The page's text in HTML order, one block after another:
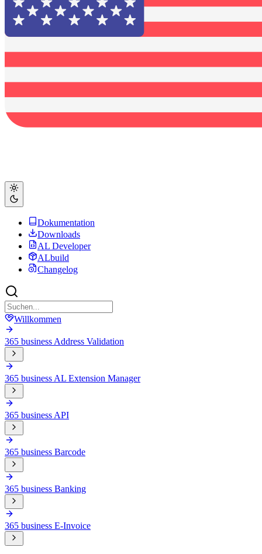
Dokumentation
Downloads
AL Developer
ALbuild
Changelog
Willkommen
365 business Address Validation
365 business AL Extension Manager
365 business API
365 business Barcode
365 business Banking
365 business E-Invoice